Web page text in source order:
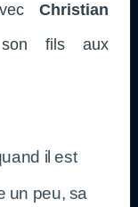
Christian
fils aux
il est
un peu, sa